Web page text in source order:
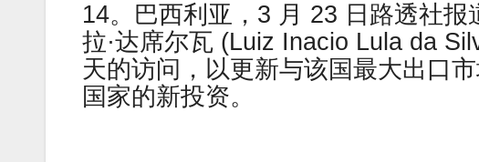
14。巴西利亚，3 月 23 日路透社报
拉·达席尔瓦 (Luiz Inacio Lula da
天的访问，以更新与该国最大出口
国家的新投资。